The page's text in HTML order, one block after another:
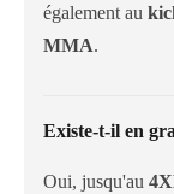
également au
MMA.
Existe-t-il en
Oui, jusqu'au